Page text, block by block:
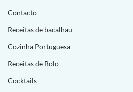
Contacto
Receitas de bacalhau
Cozinha Portuguesa
Receitas de Bolo
Cocktails